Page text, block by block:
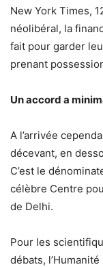
New York Times,
néolibéral, la
fait pour garder
prenant
Un accord a
A l’arrivée
décevant, en
C’est le
célèbre Centre
de Delhi.
Pour les
débats,